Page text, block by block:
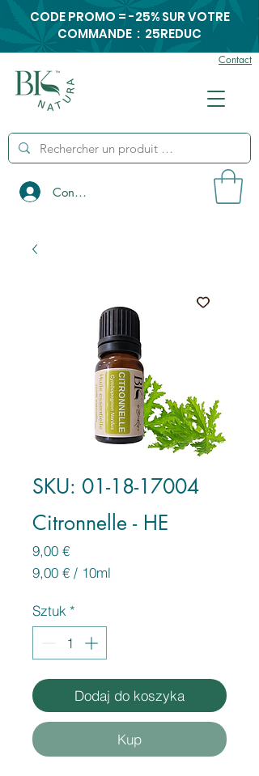
Contact
Connexion
CODE PROMO = -25% SUR VOTRE
COMMANDE : 25REDUC
SKU: 01-18-17004
Citronnelle - HE
9,00 €Cena
9,00 € / 10ml
za
10
Mililitrów
Sztuk *
Dodaj do koszyka
Kup